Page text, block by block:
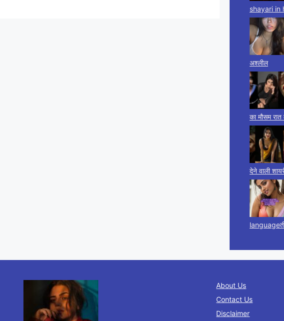
shayari in
अश्लील
का मौसम रात
देने वाली
About Us
Contact Us
Disclaimer